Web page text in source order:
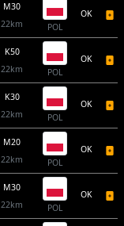
M30
22km
POL
OK
K50
22km
POL
OK
K30
22km
POL
OK
M20
22km
POL
OK
M30
22km
POL
OK